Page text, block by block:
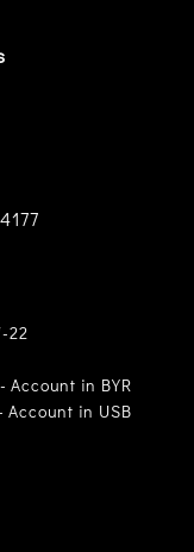
22
Account in BYR
Account in USB